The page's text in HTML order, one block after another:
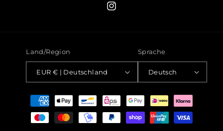
Instagram
Land/Region
EUR € | Deutschland
Sprache
Deutsch
Zahlungsmethoden